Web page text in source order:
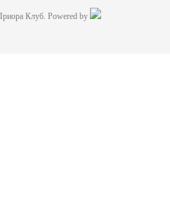
Клуб. Powered by